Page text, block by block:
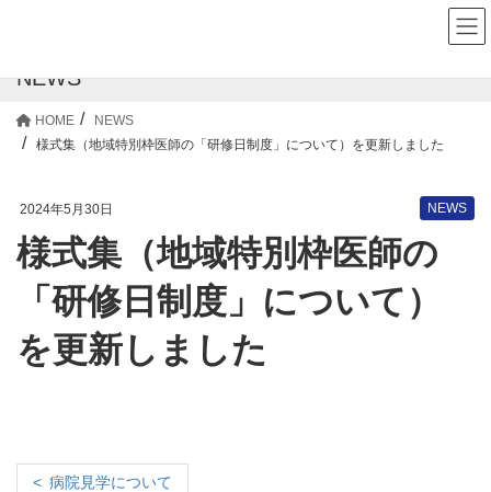
NEWS
HOME
NEWS
様式集（地域特別枠医師の「研修日制度」について）を更新しました
2024年5月30日 NEWS
様式集（地域特別枠医師の
「研修日制度」について）
を更新しました
病院見学について